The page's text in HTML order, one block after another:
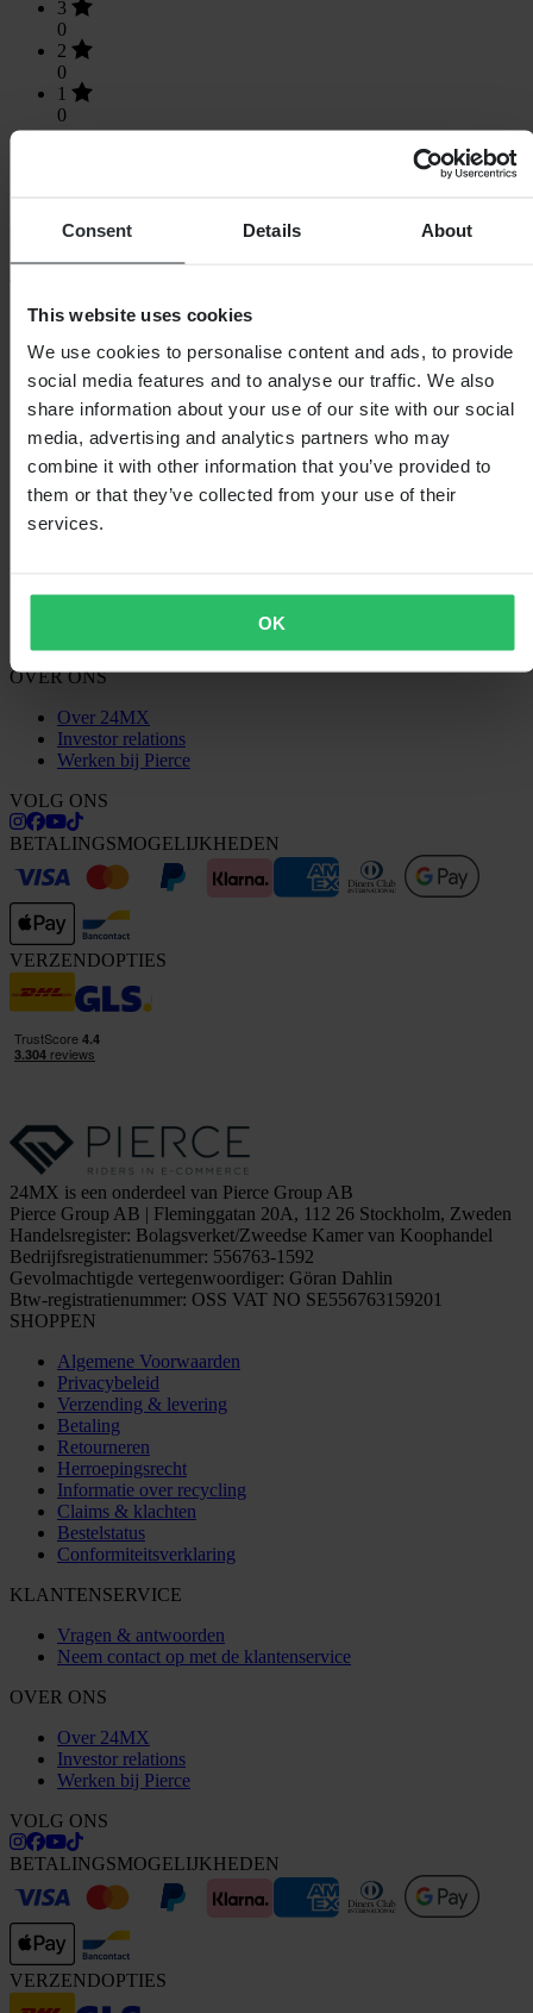
Consent Details About
This website uses cookies
We use cookies to personalise content and ads, to provide
social media features and to analyse our traffic. We also
share information about your use of our site with our social
media, advertising and analytics partners who may
combine it with other information that you’ve provided to
them or that they’ve collected from your use of their
services.
OK
3
0
2
0
1
0
Laden...
Algemene Voorwaarden
Privacybeleid
Verzending & levering
Betaling
Retourneren
Herroepingsrecht
Informatie over recycling
Claims & klachten
Bestelstatus
Conformiteitsverklaring
Neem contact op met de klantenservice
OVER ONS
Over 24MX
Investor relations
Werken bij Pierce
VOLG ONS
BETALINGSMOGELIJKHEDEN
VERZENDOPTIES
24MX is een onderdeel van Pierce Group AB
Pierce Group AB | Fleminggatan 20A, 112 26 Stockholm, Zweden
Handelsregister: Bolagsverket/Zweedse Kamer van Koophandel
Bedrijfsregistratienummer: 556763-1592
Gevolmachtigde vertegenwoordiger: Göran Dahlin
Btw-registratienummer: OSS VAT NO SE556763159201
SHOPPEN
Algemene Voorwaarden
Privacybeleid
Verzending & levering
Betaling
Retourneren
Herroepingsrecht
Informatie over recycling
Claims & klachten
Bestelstatus
Conformiteitsverklaring
KLANTENSERVICE
Vragen & antwoorden
Neem contact op met de klantenservice
OVER ONS
Over 24MX
Investor relations
Werken bij Pierce
VOLG ONS
BETALINGSMOGELIJKHEDEN
VERZENDOPTIES